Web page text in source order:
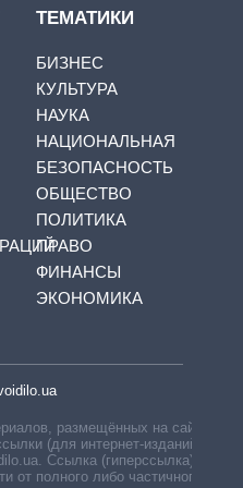
ТЕМАТИКИ
БИЗНЕС
КУЛЬТУРА
НАУКА
НАЦИОНАЛЬНАЯ
БЕЗОПАСНОСТЬ
ОБЩЕСТВО
ПОЛИТИКА
ПРАВО
ФИНАНСЫ
ЭКОНОМИКА
размещённых на сайте,
(для интернет-изданий —
Ссылка (гиперссылка)
от полного либо частичного